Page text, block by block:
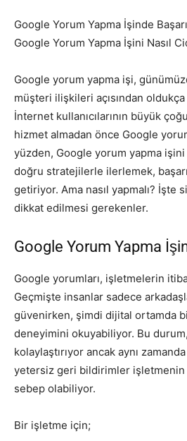
Google Yorum Yapma İşinde
Google Yorum Yapma İşini Nasıl
Google yorum yapma işi,
müşteri ilişkileri açısından
İnternet kullanıcılarının büyük
hizmet almadan önce Google
yüzden, Google yorum yapma
doğru stratejilerle ilerlemek,
getiriyor. Ama nasıl yapmalı? İşte
dikkat edilmesi gerekenler.
Google Yorum Yapma
Google yorumları, işletmelerin
Geçmişte insanlar sadece
güvenirken, şimdi dijital ortamda
deneyimini okuyabiliyor. Bu
kolaylaştırıyor ancak aynı
yetersiz geri bildirimler işletmenin
sebep olabiliyor.
Bir işletme için;